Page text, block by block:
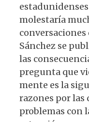
molestaría
Sánchez se
las
pregunta que
mente es la
razones por
problemas con